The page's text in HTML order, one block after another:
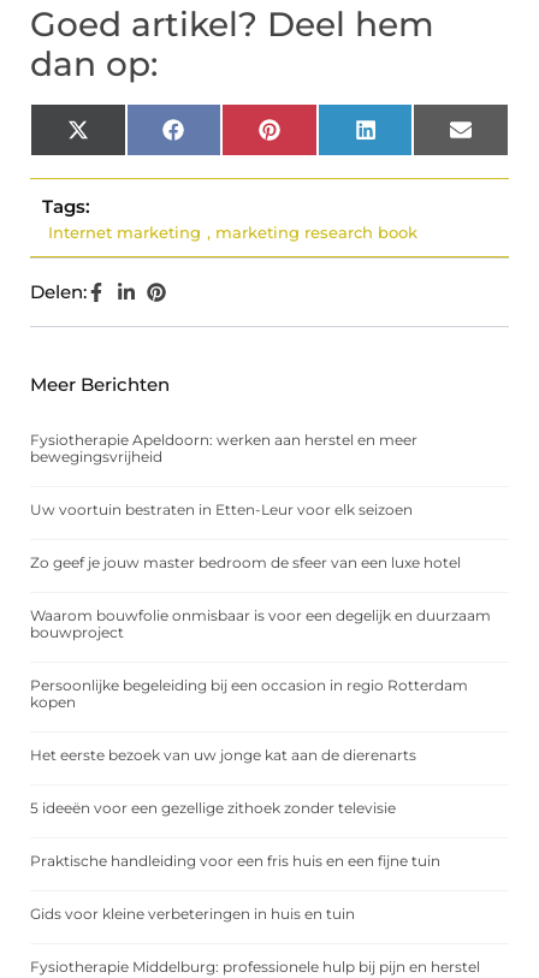
Goed artikel? Deel hem
dan op:
X
(Twitter)
Facebook Pinterest LinkedIn Email
Tags:
Internet marketing , marketing research book
Delen:
Meer Berichten
Fysiotherapie Apeldoorn: werken aan herstel en meer
bewegingsvrijheid
Uw voortuin bestraten in Etten-Leur voor elk seizoen
Zo geef je jouw master bedroom de sfeer van een luxe hotel
Waarom bouwfolie onmisbaar is voor een degelijk en duurzaam
bouwproject
Persoonlijke begeleiding bij een occasion in regio Rotterdam
kopen
Het eerste bezoek van uw jonge kat aan de dierenarts
5 ideeën voor een gezellige zithoek zonder televisie
Praktische handleiding voor een fris huis en een fijne tuin
Gids voor kleine verbeteringen in huis en tuin
Fysiotherapie Middelburg: professionele hulp bij pijn en herstel